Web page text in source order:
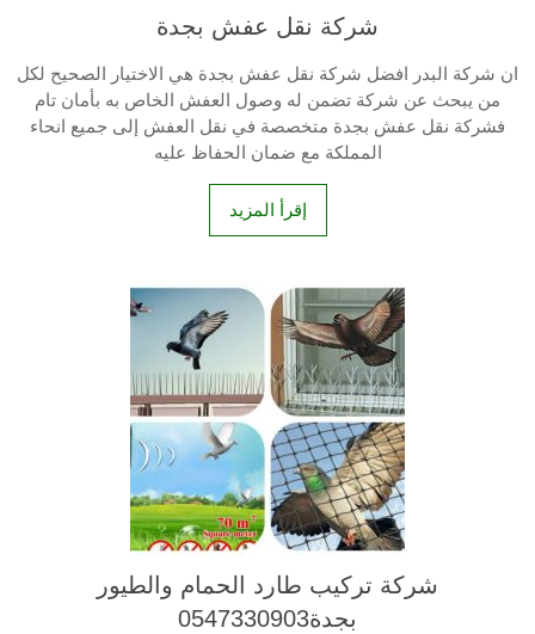
شركة نقل عفش بجدة
ان شركة البدر افضل شركة نقل عفش بجدة هي الاختيار الصحيح لكل
من يبحث عن شركة تضمن له وصول العفش الخاص به بأمان تام
فشركة نقل عفش بجدة متخصصة في نقل العفش إلى جميع انحاء
المملكة مع ضمان الحفاظ عليه
إقرأ المزيد
شركة تركيب طارد الحمام والطيور
بجدة0547330903